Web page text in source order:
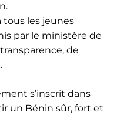
les jeunes
par le ministère de
de
s’inscrit dans
un Bénin sûr, fort et